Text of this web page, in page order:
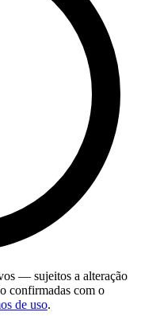
— sujeitos a alteração
confirmadas com o
de uso.